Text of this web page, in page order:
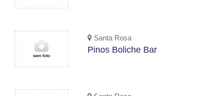
Santa Rosa
Pinos Boliche Bar